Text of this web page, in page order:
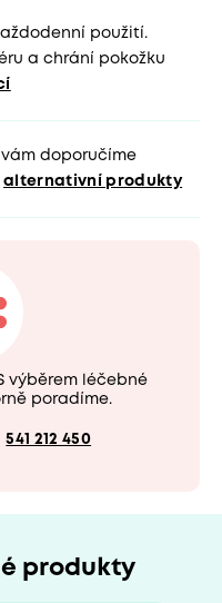
použití.
a chrání pokožku
doporučíme
alternativní produkty
výběrem léčebné
poradíme.
541 212 450
produkty